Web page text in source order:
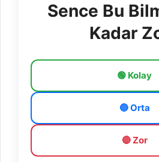
Sence Bu
Kadar
🟢 Kolay
🔵 Orta
🔴 Zor